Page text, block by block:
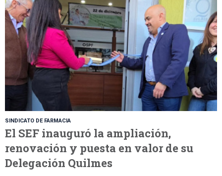
SINDICATO DE FARMACIA
El SEF inauguró la ampliación,
renovación y puesta en valor de su
Delegación Quilmes